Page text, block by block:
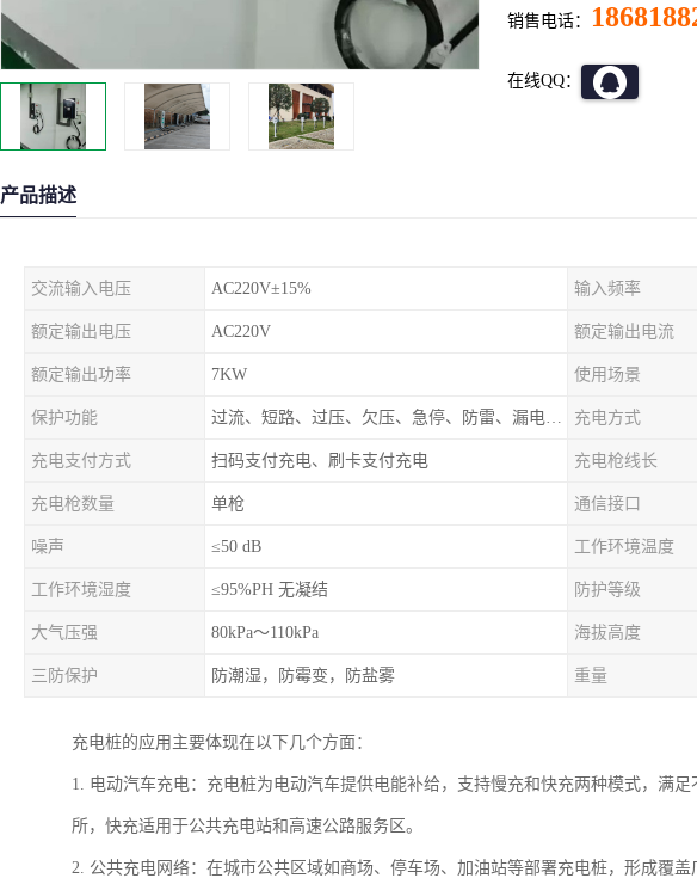
销售电话：
在线QQ：
产品描述
交流输入电压 AC220V±15% 输入频率
额定输出电压 AC220V 额定输出电流
额定输出功率 7KW 使用场景
保护功能 过流、短路、过压、欠压、急停、防雷、漏电保护 充电方式
充电支付方式 扫码支付充电、刷卡支付充电 充电枪线长
充电枪数量 单枪 通信接口
噪声 ≤50 dB 工作环境温度
工作环境湿度 ≤95%PH 无凝结 防护等级
大气压强 80kPa～110kPa 海拔高度
三防保护 防潮湿，防霉变，防盐雾 重量
充电桩的应用主要体现在以下几个方面：
1. 电动汽车充电：充电桩为电动汽车提供电能补给，支持慢充和快充两种模式，满
所，快充适用于公共充电站和高速公路服务区。
2. 公共充电网络：在城市公共区域如商场、停车场、加油站等部署充电桩，形成覆